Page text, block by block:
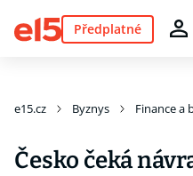
Předplatné
e15.cz Byznys Finance a
Česko čeká